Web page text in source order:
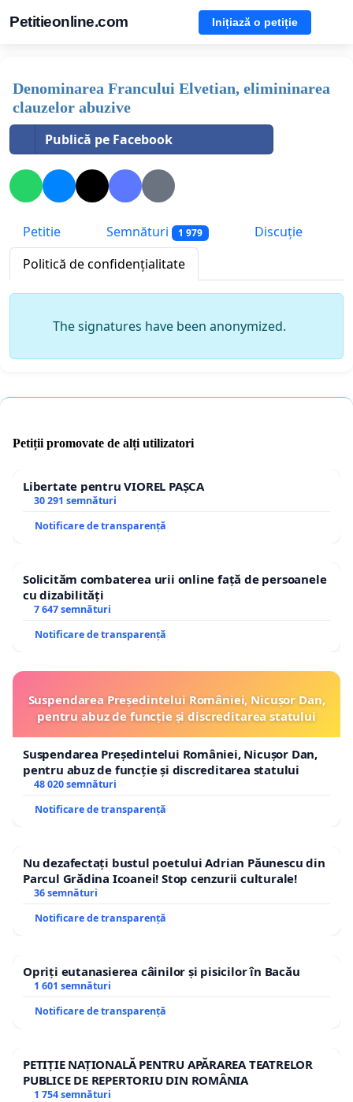
Petitieonline.com Inițiază o petiție
Denominarea Francului Elvetian, elimininarea
clauzelor abuzive
Publică pe Facebook
Petitie Semnături 1 979
Discuție
Politică de confidențialitate
The signatures have been anonymized.
Petiții promovate de alți utilizatori
Libertate pentru VIOREL PAȘCA
30 291 semnături
Notificare de transparență
Solicităm combaterea urii online față de persoanele
cu dizabilități
7 647 semnături
Notificare de transparență
Suspendarea Președintelui României, Nicușor Dan,
pentru abuz de funcție și discreditarea statului
Suspendarea Președintelui României, Nicușor Dan,
pentru abuz de funcție și discreditarea statului
48 020 semnături
Notificare de transparență
Nu dezafectați bustul poetului Adrian Păunescu din
Parcul Grădina Icoanei! Stop cenzurii culturale!
36 semnături
Notificare de transparență
Opriți eutanasierea câinilor și pisicilor în Bacău
1 601 semnături
Notificare de transparență
PETIȚIE NAȚIONALĂ PENTRU APĂRAREA TEATRELOR
PUBLICE DE REPERTORIU DIN ROMÂNIA
1 754 semnături